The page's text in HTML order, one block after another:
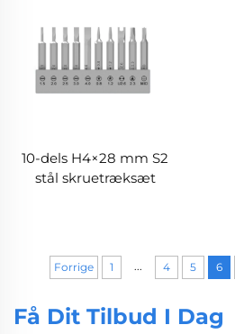
10-dels H4×28 mm S2
stål skruetræksæt
Forrige 1 ... 4 5 6
Få Dit Tilbud I Dag